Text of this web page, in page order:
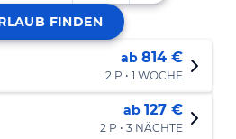
ab 814 €
2 P • 1 WOCHE
ab 127 €
2 P • 3 NÄCHTE